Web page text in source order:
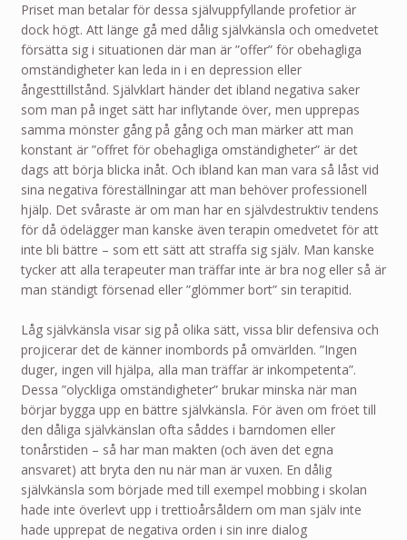
Priset man betalar för dessa självuppfyllande profetior är
dock högt. Att länge gå med dålig självkänsla och omedvetet
försätta sig i situationen där man är ”offer” för obehagliga
omständigheter kan leda in i en depression eller
ångesttillstånd. Självklart händer det ibland negativa saker
som man på inget sätt har inflytande över, men upprepas
samma mönster gång på gång och man märker att man
konstant är ”offret för obehagliga omständigheter” är det
dags att börja blicka inåt. Och ibland kan man vara så låst vid
sina negativa föreställningar att man behöver professionell
hjälp. Det svåraste är om man har en självdestruktiv tendens
för då ödelägger man kanske även terapin omedvetet för att
inte bli bättre – som ett sätt att straffa sig själv. Man kanske
tycker att alla terapeuter man träffar inte är bra nog eller så är
man ständigt försenad eller ”glömmer bort” sin terapitid.
Låg självkänsla visar sig på olika sätt, vissa blir defensiva och
projicerar det de känner inombords på omvärlden. ”Ingen
duger, ingen vill hjälpa, alla man träffar är inkompetenta”.
Dessa ”olyckliga omständigheter” brukar minska när man
börjar bygga upp en bättre självkänsla. För även om fröet till
den dåliga självkänslan ofta såddes i barndomen eller
tonårstiden – så har man makten (och även det egna
ansvaret) att bryta den nu när man är vuxen. En dålig
självkänsla som började med till exempel mobbing i skolan
hade inte överlevt upp i trettioårsåldern om man själv inte
hade upprepat de negativa orden i sin inre dialog